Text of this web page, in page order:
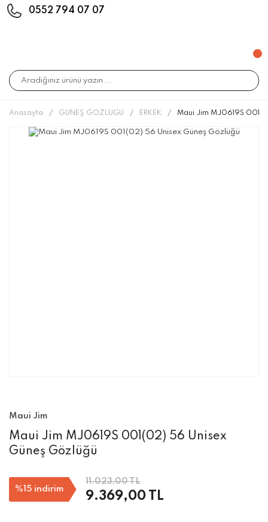
0552 794 07 07
Anasayfa GÜNEŞ GÖZLÜĞÜ ERKEK Maui Jim MJ0619S
Maui Jim
Maui Jim MJ0619S 001(02) 56 Unisex
Güneş Gözlüğü
%15 indirim
11.023,00 TL
9.369,00 TL